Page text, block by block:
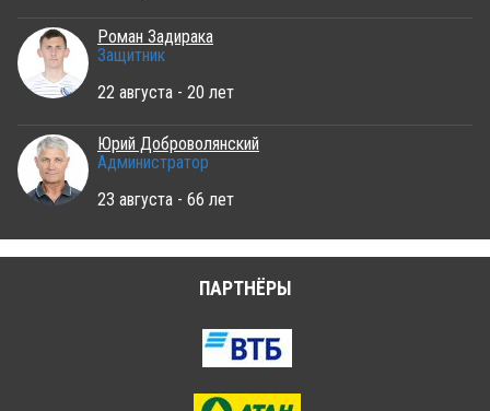
Роман Задирака
Защитник
22 августа - 20 лет
Юрий Доброволянский
Администратор
23 августа - 66 лет
ПАРТНЁРЫ